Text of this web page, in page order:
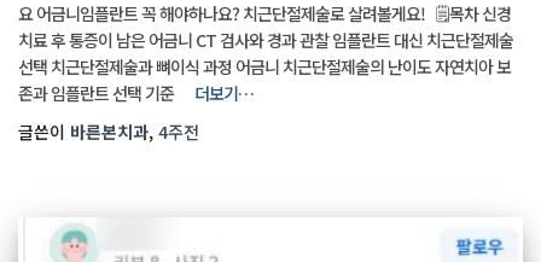
요 어금니임플란트 꼭 해야하나요? 치근단절제술로 살려볼게요! 🗒️목차 신경
치료 후 통증이 남은 어금니 CT 검사와 경과 관찰 임플란트 대신 치근단절제술
선택 치근단절제술과 뼈이식 과정 어금니 치근단절제술의 난이도 자연치아 보
존과 임플란트 선택 기준
더보기…
글쓴이 바른본치과, 4주전